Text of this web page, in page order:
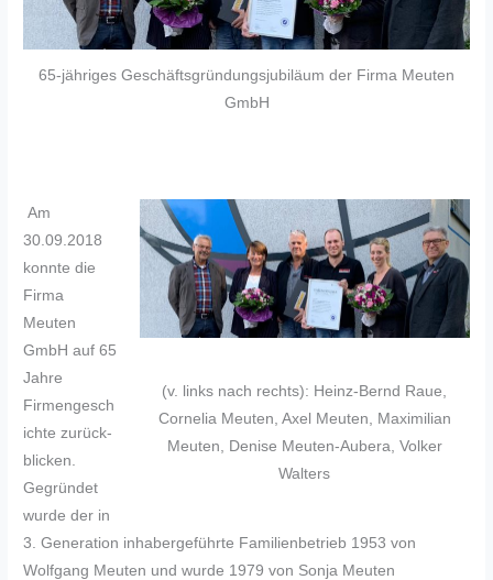
65-jähriges Geschäftsgründungsjubiläum der Firma Meuten
GmbH
(v. links nach rechts): Heinz-Bernd Raue,
Cornelia Meuten, Axel Meuten, Maximilian
Meuten, Denise Meuten-Aubera, Volker
Walters
Am
30.09.2018
konnte die
Firma
Meuten
GmbH auf 65
Jahre
Firmengesch
ichte zurück­
blicken.
Gegründet
wurde der in
3. Generation inhabergeführte Familienbetrieb 1953 von
Wolfgang Meuten und wurde 1979 von Sonja Meuten